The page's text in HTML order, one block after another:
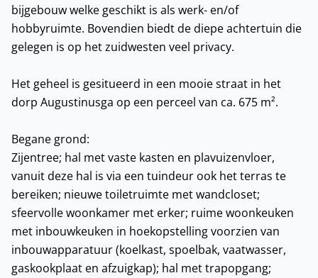
bijgebouw welke geschikt is als werk- en/of
hobbyruimte. Bovendien biedt de diepe achtertuin die
gelegen is op het zuidwesten veel privacy.
Het geheel is gesitueerd in een mooie straat in het
dorp Augustinusga op een perceel van ca. 675 m².
Begane grond:
Zijentree; hal met vaste kasten en plavuizenvloer,
vanuit deze hal is via een tuindeur ook het terras te
bereiken; nieuwe toiletruimte met wandcloset;
sfeervolle woonkamer met erker; ruime woonkeuken
met inbouwkeuken in hoekopstelling voorzien van
inbouwapparatuur (koelkast, spoelbak, vaatwasser,
gaskookplaat en afzuigkap); hal met trapopgang;